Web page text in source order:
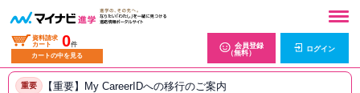
資料請求
カート
0件
カートの中を見る
会員登録
（無料）
ログイン
重要 【重要】My CareerIDへの移行のご案内